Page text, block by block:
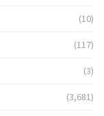
(10)
(117)
(3)
(3,681)